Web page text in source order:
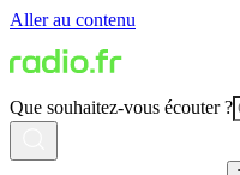
Aller au contenu
Que souhaitez-vous écouter ?